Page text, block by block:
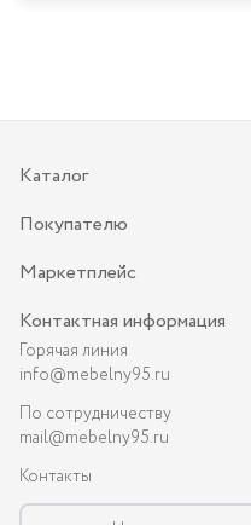
Каталог
Покупателю
Маркетплейс
Контактная информация
Горячая линия
info@mebelny95.ru
По сотрудничеству
mail@mebelny95.ru
Контакты